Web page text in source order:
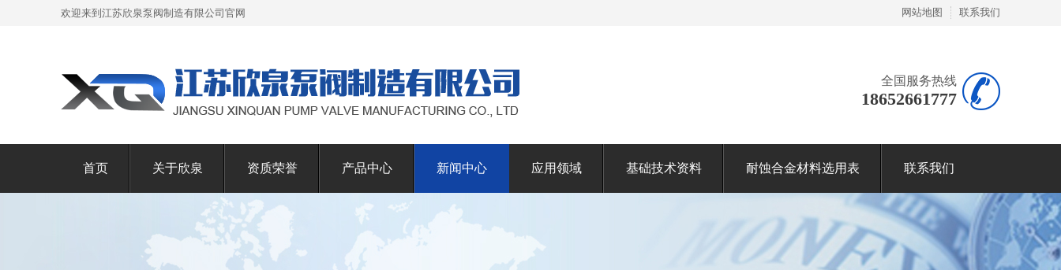
欢迎来到江苏欣泉泵阀制造有限公司官网 网站地图 联系我们
全国服务热线
18652661777
首页 关于欣泉 资质荣誉 产品中心 新闻中心 应用领域 基础技术资料 耐蚀合金材料选用表 联系我们